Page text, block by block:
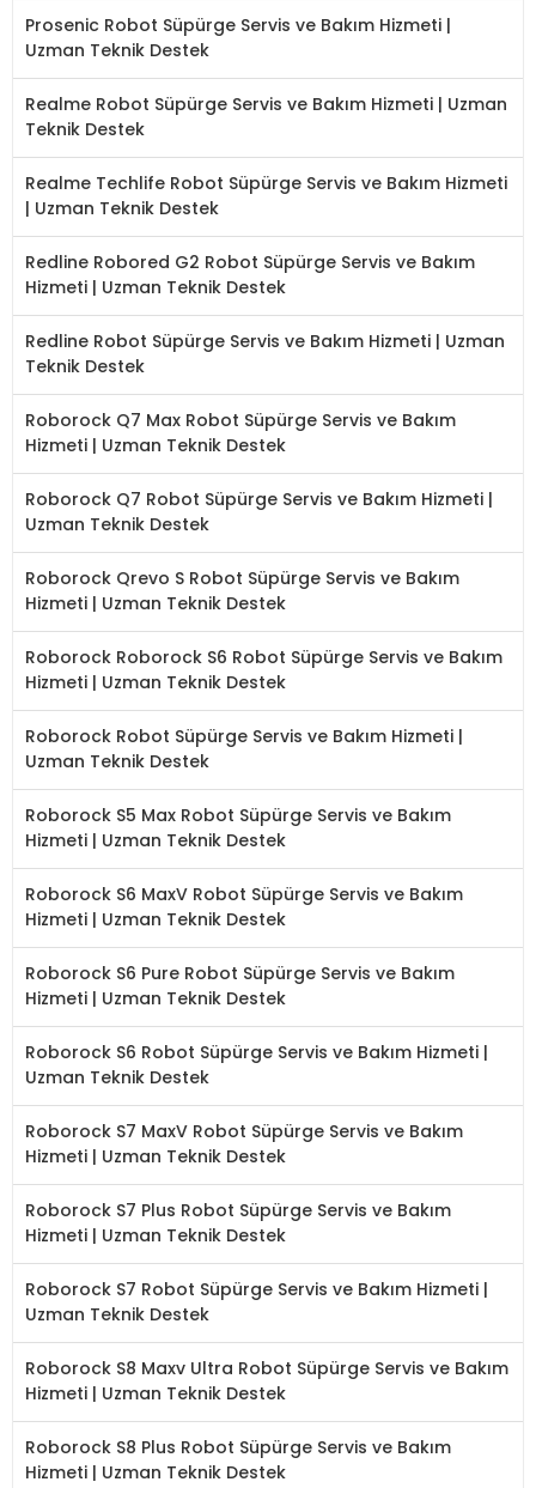
Prosenic Robot Süpürge Servis ve Bakım Hizmeti |
Uzman Teknik Destek
Realme Robot Süpürge Servis ve Bakım Hizmeti | Uzman
Teknik Destek
Realme Techlife Robot Süpürge Servis ve Bakım Hizmeti
| Uzman Teknik Destek
Redline Robored G2 Robot Süpürge Servis ve Bakım
Hizmeti | Uzman Teknik Destek
Redline Robot Süpürge Servis ve Bakım Hizmeti | Uzman
Teknik Destek
Roborock Q7 Max Robot Süpürge Servis ve Bakım
Hizmeti | Uzman Teknik Destek
Roborock Q7 Robot Süpürge Servis ve Bakım Hizmeti |
Uzman Teknik Destek
Roborock Qrevo S Robot Süpürge Servis ve Bakım
Hizmeti | Uzman Teknik Destek
Roborock Roborock S6 Robot Süpürge Servis ve Bakım
Hizmeti | Uzman Teknik Destek
Roborock Robot Süpürge Servis ve Bakım Hizmeti |
Uzman Teknik Destek
Roborock S5 Max Robot Süpürge Servis ve Bakım
Hizmeti | Uzman Teknik Destek
Roborock S6 MaxV Robot Süpürge Servis ve Bakım
Hizmeti | Uzman Teknik Destek
Roborock S6 Pure Robot Süpürge Servis ve Bakım
Hizmeti | Uzman Teknik Destek
Roborock S6 Robot Süpürge Servis ve Bakım Hizmeti |
Uzman Teknik Destek
Roborock S7 MaxV Robot Süpürge Servis ve Bakım
Hizmeti | Uzman Teknik Destek
Roborock S7 Plus Robot Süpürge Servis ve Bakım
Hizmeti | Uzman Teknik Destek
Roborock S7 Robot Süpürge Servis ve Bakım Hizmeti |
Uzman Teknik Destek
Roborock S8 Maxv Ultra Robot Süpürge Servis ve Bakım
Hizmeti | Uzman Teknik Destek
Roborock S8 Plus Robot Süpürge Servis ve Bakım
Hizmeti | Uzman Teknik Destek